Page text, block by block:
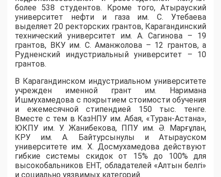
более 538 студентов. Кроме того, Атырауский
университет нефти и газа им. С. Утебаева
выделяет 20 ректорских грантов, Карагандинский
технический университет им. А. Сагинова – 19
грантов, ВКУ им. С. Аманжолова – 12 грантов, а
Рудненский индустриальный университет – 10
грантов.
​В Карагандинском индустриальном университете
учрежден именной грант им. Наримана
Ишмухамедова с покрытием стоимости обучения
и ежемесячной стипендией 150 тыс. тенге.
Вместе с тем в КазНПУ им. Абая, «Туран-Астана»,
ЮКПУ им. У. Жанибекова, ППУ им. Ә. Марғұлан,
КРУ им. А. Байтурсынулы и Атырауском
университете им. Х. Досмухамедова действуют
гибкие системы скидок от 15% до 100% для
высокобальников ЕНТ, обладателей «Алтын белгі»
и социально уязвимых категорий.